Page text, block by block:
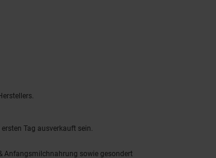
Tag ausverkauft sein.
Anfangsmilchnahrung sowie gesondert